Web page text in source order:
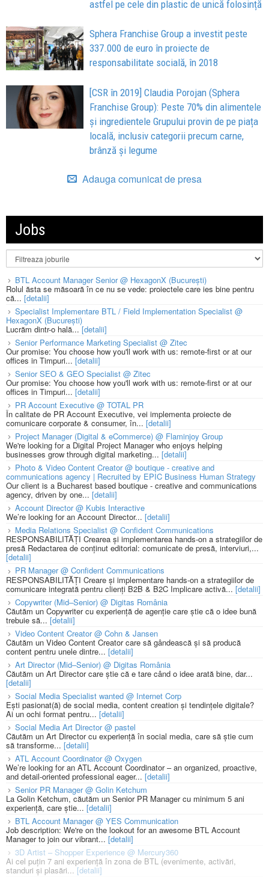
astfel pe cele din plastic de unică folosință
Sphera Franchise Group a investit peste
337.000 de euro în proiecte de
responsabilitate socială, în 2018
[CSR în 2019] Claudia Porojan (Sphera
Franchise Group): Peste 70% din alimentele
și ingredientele Grupului provin de pe piața
locală, inclusiv categorii precum carne,
brânză și legume
Adauga comunicat de presa
Jobs
BTL Account Manager Senior @ HexagonX (București)
Rolul ăsta se măsoară în ce nu se vede: proiectele care ies bine pentru
că... [detalii]
Specialist Implementare BTL / Field Implementation Specialist @
HexagonX (București)
Lucrăm dintr-o hală...[detalii]
Senior Performance Marketing Specialist @ Zitec
Our promise: You choose how you'll work with us: remote-first or at our
offices in Timpuri... [detalii]
Senior SEO & GEO Specialist @ Zitec
Our promise: You choose how you'll work with us: remote-first or at our
offices in Timpuri... [detalii]
PR Account Executive @ TOTAL PR
În calitate de PR Account Executive, vei implementa proiecte de
comunicare corporate & consumer, în... [detalii]
Project Manager (Digital & eCommerce) @ Flaminjoy Group
We're looking for a Digital Project Manager who enjoys helping
businesses grow through digital marketing... [detalii]
Photo & Video Content Creator @ boutique - creative and
communications agency | Recruited by EPIC Business Human Strategy
Our client is a Bucharest based boutique - creative and communications
agency, driven by one... [detalii]
Account Director @ Kubis Interactive
We’re looking for an Account Director... [detalii]
Media Relations Specialist @ Confident Communications
RESPONSABILITĂȚI Crearea și implementarea hands-on a strategiilor de
presă Redactarea de conținut editorial: comunicate de presă, interviuri,...
[detalii]
PR Manager @ Confident Communications
RESPONSABILITĂȚI Creare și implementare hands-on a strategiilor de
comunicare integrată pentru clienți B2B & B2C Implicare activă... [detalii]
Copywriter (Mid–Senior) @ Digitas România
Căutăm un Copywriter cu experiență de agenție care știe că o idee bună
trebuie să... [detalii]
Video Content Creator @ Cohn & Jansen
Căutăm un Video Content Creator care să gândească și să producă
content pentru unele dintre... [detalii]
Art Director (Mid–Senior) @ Digitas România
Căutăm un Art Director care știe că e tare când o idee arată bine, dar...
[detalii]
Social Media Specialist wanted @ Internet Corp
Ești pasionat(ă) de social media, content creation și tendințele digitale?
Ai un ochi format pentru... [detalii]
Social Media Art Director @ pastel
Căutăm un Art Director cu experiență în social media, care să știe cum
să transforme... [detalii]
ATL Account Coordinator @ Oxygen
We’re looking for an ATL Account Coordinator – an organized, proactive,
and detail-oriented professional eager... [detalii]
Senior PR Manager @ Golin Ketchum
La Golin Ketchum, căutăm un Senior PR Manager cu minimum 5 ani
experiență, care știe... [detalii]
BTL Account Manager @ YES Communication
Job description: We're on the lookout for an awesome BTL Account
Manager to join our vibrant... [detalii]
3D Artist – Shopper Experience @ Mercury360
Ai cel puțin 7 ani experiență în zona de BTL (evenimente, activări,
standuri și plasări... [detalii]